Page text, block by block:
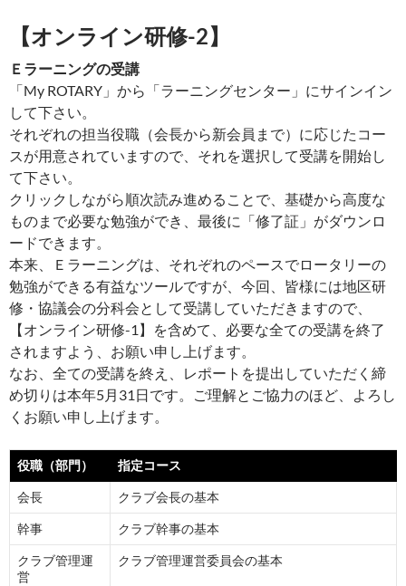
【オンライン研修-2】
Ｅラーニングの受講
「My ROTARY」から「ラーニングセンター」にサインイン
して下さい。
それぞれの担当役職（会長から新会員まで）に応じたコー
スが用意されていますので、それを選択して受講を開始し
て下さい。
クリックしながら順次読み進めることで、基礎から高度な
ものまで必要な勉強ができ、最後に「修了証」がダウンロ
ードできます。
本来、Ｅラーニングは、それぞれのペースでロータリーの
勉強ができる有益なツールですが、今回、皆様には地区研
修・協議会の分科会として受講していただきますので、
【オンライン研修-1】を含めて、必要な全ての受講を終了
されますよう、お願い申し上げます。
なお、全ての受講を終え、レポートを提出していただく締
め切りは本年5月31日です。ご理解とご協力のほど、よろし
くお願い申し上げます。
役職（部門） 指定コース
会長 クラブ会長の基本
幹事 クラブ幹事の基本
クラブ管理運
営
クラブ管理運営委員会の基本